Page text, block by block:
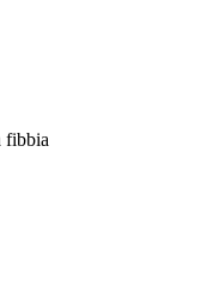
fibbia